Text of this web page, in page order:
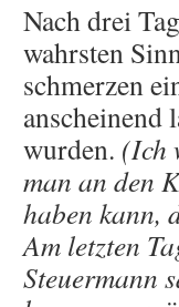
Nach drei
wahrsten
schmerzen
anscheinend
wurden. (Ich
man an den
haben kann,
Am letzten
Steuermann